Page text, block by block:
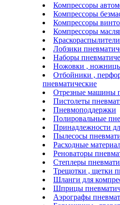
Компрессоры
Компрессоры
Компрессоры
Компрессоры
Лобзики
Наборы
Ножовки ,
Отбойники ,
пневматические
Отрезные машины
Пистолеты
Пневмоподдержки
Полировальные
Принадлежности
Пылесосы
Расходные
Реноваторы
Степлеры
Трещотки , щетки
Шланги для
Шприцы
Аэрографы